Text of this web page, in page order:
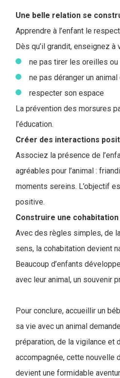
Une belle relation se
Apprendre à l’enfant le
Dès qu’il grandit, enseignez à
ne pas tirer les oreilles ou
ne pas déranger un
respecter son espace
La prévention des morsures
l’éducation.
Créer des interactions
Associez la présence de
agréables pour l’animal :
moments sereins. L’objectif
positive.
Construire une
Avec des règles simples, de
sens, la cohabitation devient
Beaucoup d’enfants
avec leur animal, un souvenir
Pour conclure, accueillir un
sa vie avec un animal
préparation, de la vigilance et
accompagnée, cette nouvelle
devient une formidable